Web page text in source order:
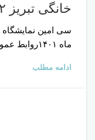
خانگی تبریز ۲ شهریور ماه ۱۴۰۱
ماه ۱۴۰۱روابط عمومی گروه صنعتی دونار
ادامه مطلب